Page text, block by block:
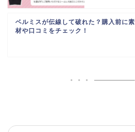
ベルミスが伝線して破れた？購入前に素
材や口コミをチェック！